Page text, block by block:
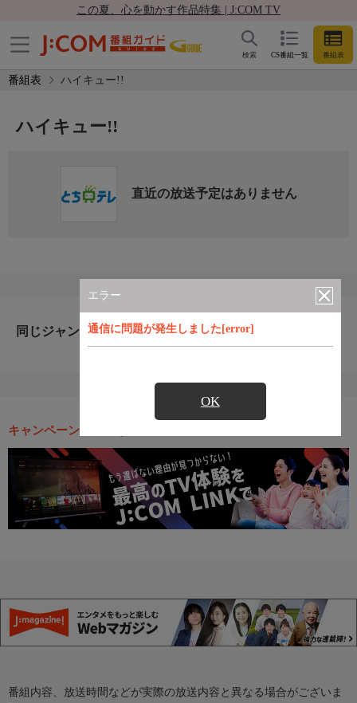
この夏、心を動かす作品特集 | J:COM TV
CS番組一覧 番組表
検索
番組表 ハイキュー!!
エラー
通信に問題が発生しました[error]
OK
ハイキュー!!
直近の放送予定はありません
同じジャンルのおすすめ番組
キャンペーン・お得な情報
番組内容、放送時間などが実際の放送内容と異なる場合がございま